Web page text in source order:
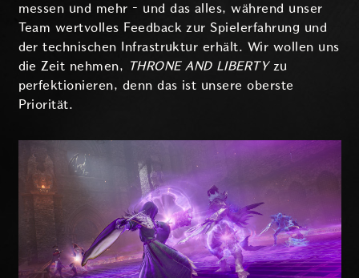
messen und mehr – und das alles, während unser
Team wertvolles Feedback zur Spielerfahrung und
der technischen Infrastruktur erhält. Wir wollen uns
die Zeit nehmen, THRONE AND LIBERTYzu
perfektionieren, denn das ist unsere oberste
Priorität.